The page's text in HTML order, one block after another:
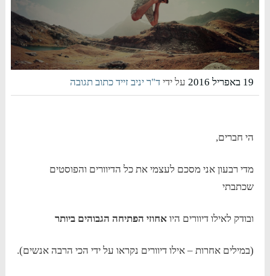
19 באפריל 2016 על ידיד"ר יניב זייד כתוב תגובה
הי חברים,
מדי רבעון אני מסכם לעצמי את כל הדיוורים והפוסטים
שכתבתי
ובודק לאילו דיוורים היואחוזי הפתיחה הגבוהים ביותר
(במילים אחרות – אילו דיוורים נקראו על ידי הכי הרבה אנשים).